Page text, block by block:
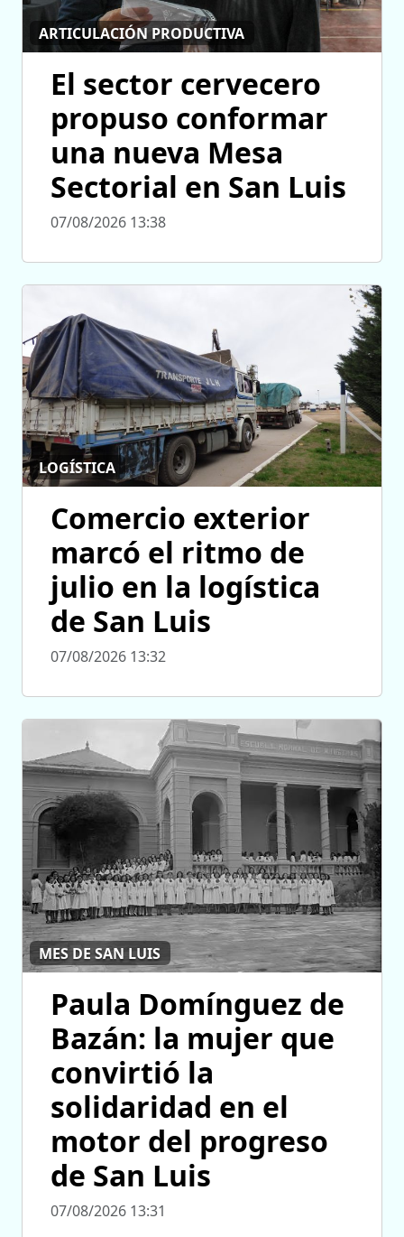
ARTICULACIÓN PRODUCTIVA
El sector cervecero
propuso conformar
una nueva Mesa
Sectorial en San Luis
07/08/2026 13:38
LOGÍSTICA
Comercio exterior
marcó el ritmo de
julio en la logística
de San Luis
07/08/2026 13:32
MES DE SAN LUIS
Paula Domínguez de
Bazán: la mujer que
convirtió la
solidaridad en el
motor del progreso
de San Luis
07/08/2026 13:31